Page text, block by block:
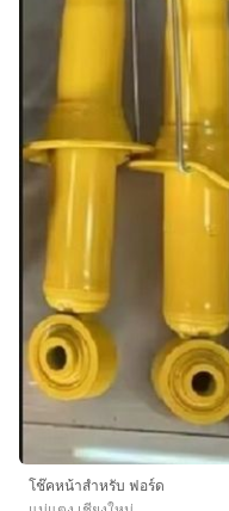
โช๊คหน้าสำหรับ ฟอร์ด